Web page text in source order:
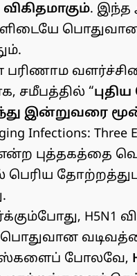
. இந்த
சமீபத்தில் “
இன்றுவரை
Infections: Three
என்ற புத்தகத்தை
H5N1
பொதுவான
போலவே,